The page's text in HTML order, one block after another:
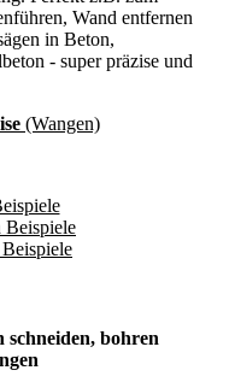
Wand entfernen
in Beton,
- super präzise und
(Wangen)
Beispiele
bohren